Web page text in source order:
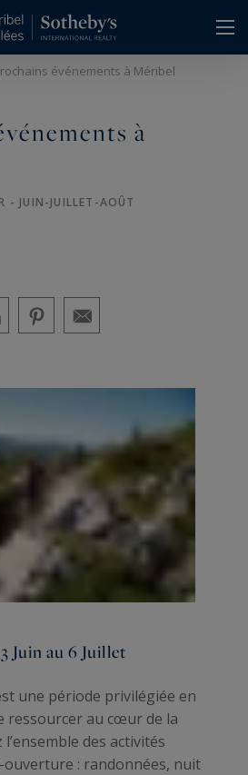
événements à Méribel
à
- JUIN-JUILLET-AOÛT
Juin au 6 Juillet
une période privilégiée en
ressourcer au cœur de la
des activités
: randonnées, nuit